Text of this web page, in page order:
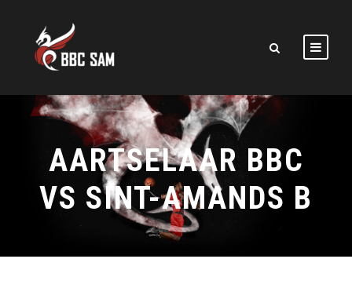
AARTSELAAR BBC
VS SINT-AMANDS B